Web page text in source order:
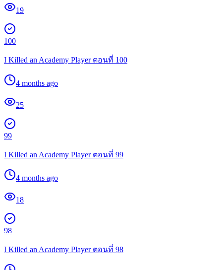
19
100
I Killed an Academy Player ตอนที่ 100
4 months ago
25
99
I Killed an Academy Player ตอนที่ 99
4 months ago
18
98
I Killed an Academy Player ตอนที่ 98